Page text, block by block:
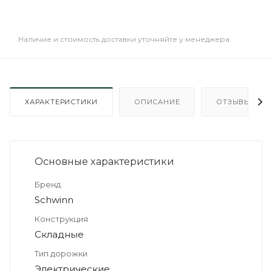
Наличие и стоимость доставки уточняйте у менеджера.
ХАРАКТЕРИСТИКИ ОПИСАНИЕ ОТЗЫВЫ
Основные xарактеристики
Бренд
Schwinn
Конструкция
Складные
Тип дорожки